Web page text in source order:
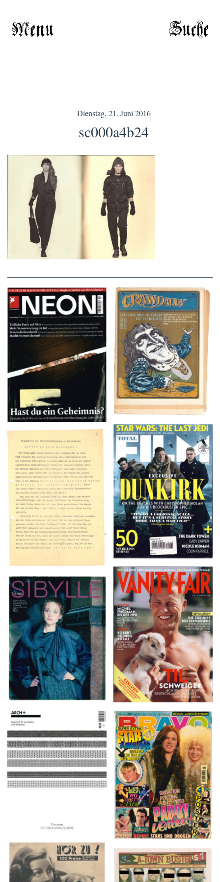
Menu Suche
Dienstag, 21. Juni 2016
sc000a4b24
NEON – OKTOBER
2008
Crawdaddy – June/11/72
TOTAL FILM #260 –
SUMMER 2017
Flugblätter der Weissen
Rose – V, Januar 1943
VANITY FAIR – Nr. 7 –
8. Februar 2007
SIBYLLE 6/89
ARCH+ Nr. 226, Herbst
2016
BRAVO – Nr. 8, 13. Febr.
1997
HÖR ZU! – 1949,
A-TOWN BUSTED –